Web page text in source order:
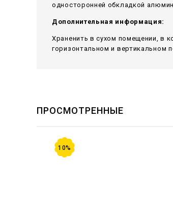
односторонней обкладкой
Дополнительная информация:
Храненить в сухом помещении, в
горизонтальном и вертикальном
ПРОСМОТРЕННЫЕ
10%